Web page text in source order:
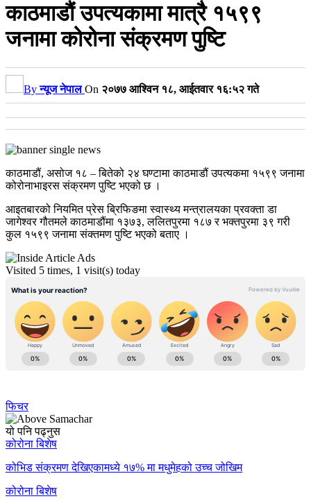
काठमाडौं उपत्यकामा मात्रै १५९९
जनामा कोरोना संक्रमण पुष्टि
Byन्यूज नेपाल On २०७७ आश्विन १८, आईतवार १६:५२ गते
काठमाडौं, असोज १८ – बितेको २४ घण्टामा काठमाडौं उपत्यकमा १५९९ जनामा
कोरोनाभाइरस संक्रमण पुष्टि भएको छ ।
आइतबारको नियमित प्रेस ब्रिफिङमा स्वास्थ्य मन्त्रालयका प्रवक्ता डा
जागेश्वर गौतमले काठमाडौंमा १३७३, ललितपुरमा १८७ र भक्तपुरमा ३९ गरी
कुल १५९९ जनामा संक्तमण पुष्टि भएको बताए ।
Visited 5 times, 1 visit(s) today
फिचर
यो पनि पढ्नुस
कोरोना बिशेष
कोभिड संक्रमण देखिएकामध्ये १७% मा मधुमेहको उच्च जोखिम
कोरोना बिशेष